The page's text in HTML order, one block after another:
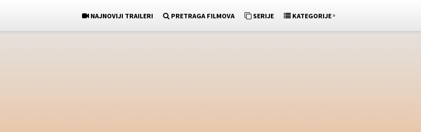
NAJNOVIJI TRAILERI PRETRAGA FILMOVA SERIJE KATEGORIJE»